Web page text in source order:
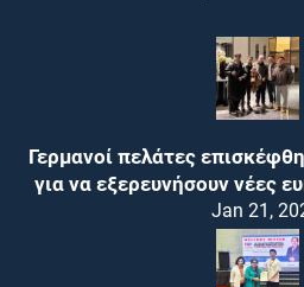
Γερμανοί πελάτες
για να εξερευνήσουν νέες
Jan 21,